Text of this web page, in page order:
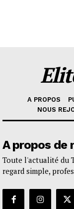
A PROPOS
NOUS
A propos de
Toute l'actualité du
regard simple,